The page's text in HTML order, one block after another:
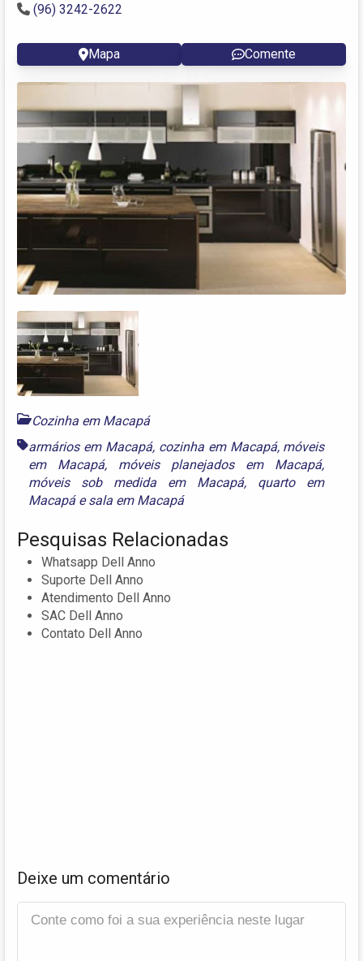
(96) 3242-2622
Mapa Comente
Cozinha em Macapá
armários em Macapá, cozinha em Macapá, móveis
em Macapá, móveis planejados em Macapá,
móveis sob medida em Macapá, quarto em
Macapáesala em Macapá
Pesquisas Relacionadas
Whatsapp Dell Anno
Suporte Dell Anno
Atendimento Dell Anno
SAC Dell Anno
Contato Dell Anno
Deixe um comentário